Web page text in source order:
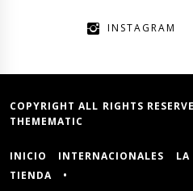
INSTAGRAM
COPYRIGHT ALL RIGHTS
THEMEMATIC
INICIO INTERNACIONALES LA
TIENDA
•